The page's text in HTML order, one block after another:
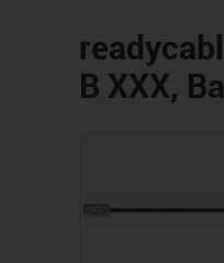
B XXX,